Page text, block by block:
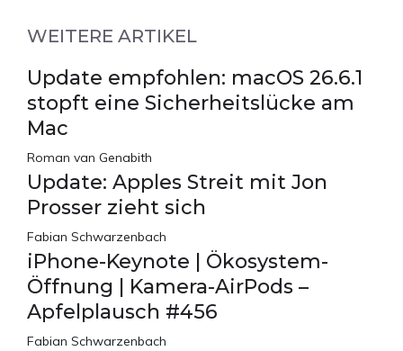
WEITERE ARTIKEL
Update empfohlen: macOS 26.6.1
stopft eine Sicherheitslücke am
Mac
Roman van Genabith
Update: Apples Streit mit Jon
Prosser zieht sich
Fabian Schwarzenbach
iPhone-Keynote | Ökosystem-
Öffnung | Kamera-AirPods –
Apfelplausch #456
Fabian Schwarzenbach